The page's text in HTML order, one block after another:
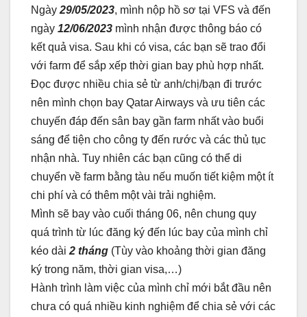
Ngày 29/05/2023, mình nộp hồ sơ tại VFS và đến
ngày 12/06/2023 mình nhận được thông báo có
kết quả visa. Sau khi có visa, các bạn sẽ trao đổi
với farm để sắp xếp thời gian bay phù hợp nhất.
Đọc được nhiều chia sẻ từ anh/chị/bạn đi trước
nên mình chọn bay Qatar Airways và ưu tiên các
chuyến đáp đến sân bay gần farm nhất vào buổi
sáng để tiện cho công ty đến rước và các thủ tục
nhận nhà. Tuy nhiên các bạn cũng có thể di
chuyển về farm bằng tàu nếu muốn tiết kiệm một ít
chi phí và có thêm một vài trải nghiệm.
Mình sẽ bay vào cuối tháng 06, nên chung quy
quá trình từ lúc đăng ký đến lúc bay của mình chỉ
kéo dài 2 tháng (Tùy vào khoảng thời gian đăng
ký trong năm, thời gian visa,…)
Hành trình làm việc của mình chỉ mới bắt đầu nên
chưa có quá nhiều kinh nghiệm để chia sẻ với các